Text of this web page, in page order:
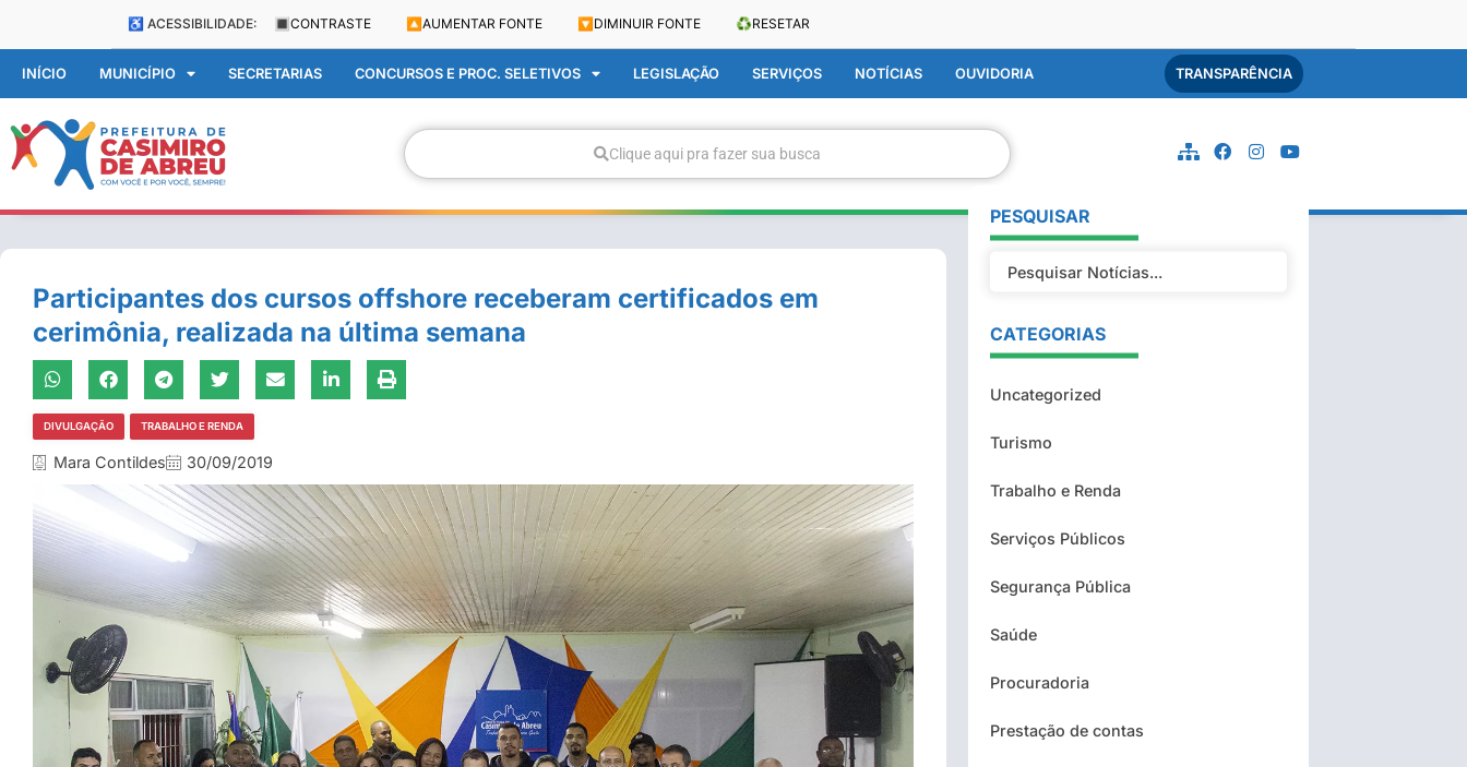
♿ ACESSIBILIDADE: 🔳 CONTRASTE 🔼 AUMENTAR FONTE 🔽 DIMINUIR FONTE ♻️RESETAR
INÍCIO MUNICÍPIO SECRETARIAS CONCURSOS E PROC. SELETIVOS LEGISLAÇÃO SERVIÇOS NOTÍCIAS OUVIDORIA TRANSPARÊNCIA
Clique aqui pra fazer sua busca
Participantes dos cursos offshore receberam certificados em
cerimônia, realizada na última semana
DIVULGAÇÃO TRABALHO E RENDA
Mara Contildes 30/09/2019
PESQUISAR
CATEGORIAS
Uncategorized
Turismo
Trabalho e Renda
Serviços Públicos
Segurança Pública
Saúde
Procuradoria
Prestação de contas